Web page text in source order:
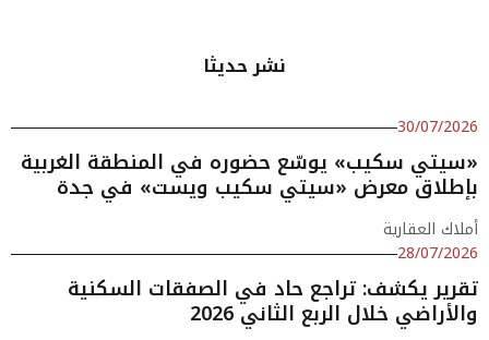
نشر حديثا
30/07/2026
«سيتي سكيب» يوسّع حضوره في المنطقة الغربية
بإطلاق معرض «سيتي سكيب ويست» في جدة
أملاك العقارية
28/07/2026
تقرير يكشف: تراجع حاد في الصفقات السكنية
والأراضي خلال الربع الثاني 2026